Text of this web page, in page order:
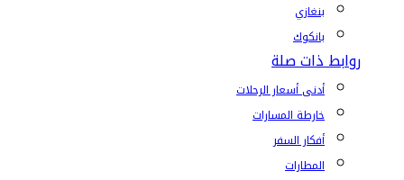
بنغازي
بانكوك
روابط ذات صلة
أدنى أسعار الرحلات
خارطة المسارات
أفكار السفر
المطارات